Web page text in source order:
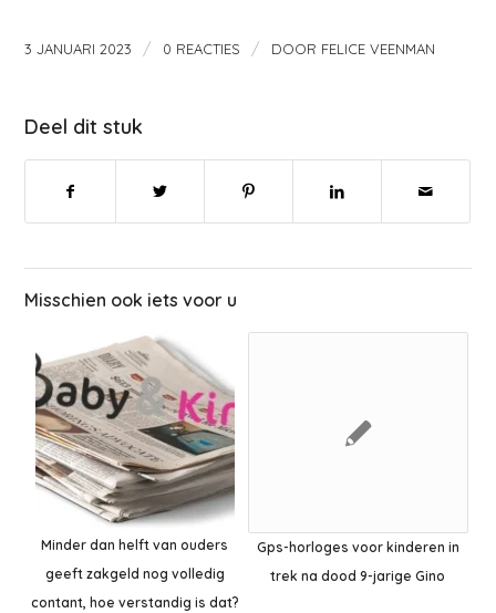
3 JANUARI 2023 / 0 REACTIES / DOOR FELICE VEENMAN
Deel dit stuk
Misschien ook iets voor u
Minder dan helft van ouders
geeft zakgeld nog volledig
contant, hoe verstandig is dat?
Gps-horloges voor kinderen in
trek na dood 9-jarige Gino